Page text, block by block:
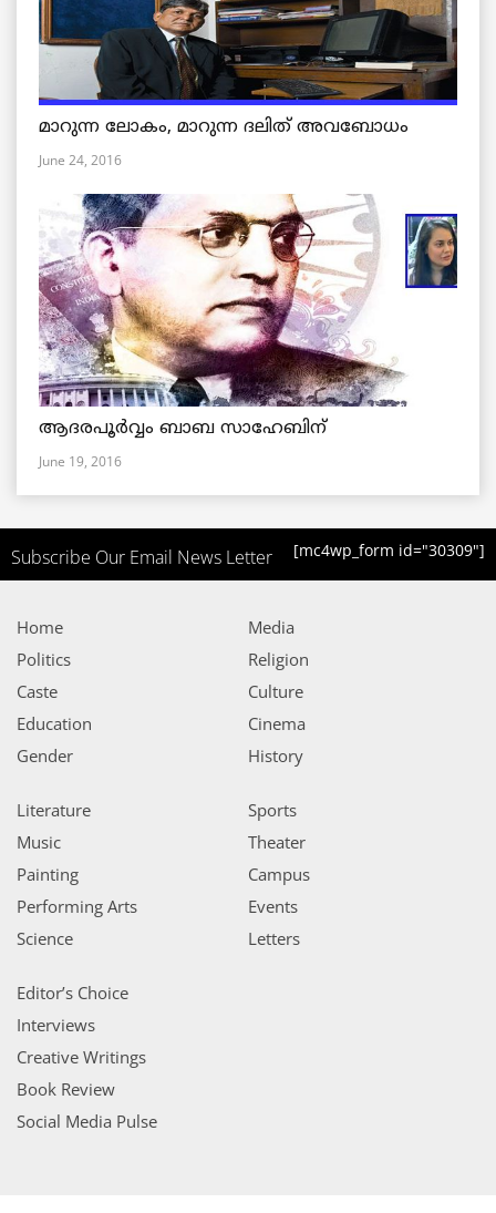
മാറുന്ന ലോകം, മാറുന്ന ദലിത് അവബോധം
June 24, 2016
ആദരപൂര്‍വ്വം ബാബ സാഹേബിന്
June 19, 2016
Subscribe Our Email News Letter [mc4wp_form id="30309"]
Home
Politics
Caste
Education
Gender
Media
Religion
Culture
Cinema
History
Literature
Music
Painting
Performing Arts
Science
Sports
Theater
Campus
Events
Letters
Editor’s Choice
Interviews
Creative Writings
Book Review
Social Media Pulse